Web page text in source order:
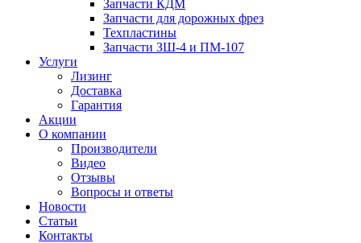
Запчасти КДМ
Запчасти для дорожных фрез
Техпластины
Запчасти ЗШ-4 и ПМ-107
Услуги
Лизинг
Доставка
Гарантия
Акции
О компании
Производители
Видео
Отзывы
Вопросы и ответы
Новости
Статьи
Контакты